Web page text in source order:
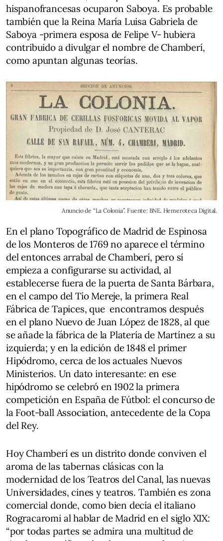
hispanofrancesas ocuparon Saboya. Es probable
también que la Reina María Luisa Gabriela de
Saboya -primera esposa de Felipe V- hubiera
contribuido a divulgar el nombre de Chamberí,
como apuntan algunas teorías.
Anuncio de “La Colonia”. Fuente: BNE. Hemeroteca Digital.
En el plano Topográfico de Madrid de Espinosa
de los Monteros de 1769 no aparece el término
del entonces arrabal de Chamberí, pero sí
empieza a configurarse su actividad, al
establecerse fuera de la puerta de Santa Bárbara,
en el campo del Tío Mereje, la primera Real
Fábrica de Tapices, que encontramos después
en el plano Nuevo de Juan López de 1828, al que
se añade la fábrica de la Platería de Martínez a su
izquierda; y en la edición de 1848 el primer
Hipódromo, cerca de los actuales Nuevos
Ministerios. Un dato interesante: en ese
hipódromo se celebró en 1902 la primera
competición en España de Fútbol: el concurso de
la Foot-ball Association, antecedente de la Copa
del Rey.
Hoy Chamberí es un distrito donde conviven el
aroma de las tabernas clásicas con la
modernidad de los Teatros del Canal, las nuevas
Universidades, cines y teatros. También es zona
comercial donde, como bien decía el italiano
Rogracaromi al hablar de Madrid en el siglo XIX:
“por todas partes se admira una multitud de